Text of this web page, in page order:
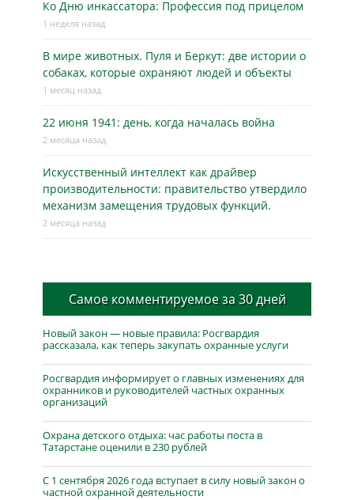
Ко Дню инкассатора: Профессия под прицелом
1 неделя назад
В мире животных. Пуля и Беркут: две истории о
собаках, которые охраняют людей и объекты
1 месяц назад
22 июня 1941: день, когда началась война
2 месяца назад
Искусственный интеллект как драйвер
производительности: правительство утвердило
механизм замещения трудовых функций.
2 месяца назад
Самое комментируемое за 30 дней
Новый закон — новые правила: Росгвардия
рассказала, как теперь закупать охранные услуги
Росгвардия информирует о главных изменениях для
охранников и руководителей частных охранных
организаций
Охрана детского отдыха: час работы поста в
Татарстане оценили в 230 рублей
С 1 сентября 2026 года вступает в силу новый закон о
частной охранной деятельности